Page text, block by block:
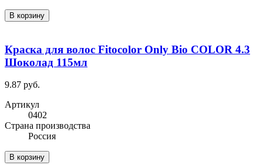
В корзину
Краска для волос Fitocolor Only Bio COLOR 4.3
Шоколад 115мл
9.87 руб.
Артикул
0402
Cтрана производства
Россия
В корзину